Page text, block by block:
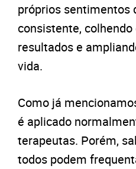
próprios sentimentos
consistente,
resultados e
vida.
Como já
é aplicado
terapeutas. Porém,
todos podem